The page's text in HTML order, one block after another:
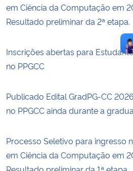
em Ciência da Computação em
Resultado preliminar da 2ª etapa.
Inscrições abertas para
no PPGCC
Publicado Edital GradPG-CC
no PPGCC ainda durante a
Processo Seletivo para ingresso
em Ciência da Computação em
Resultado preliminar da 1ª etapa.